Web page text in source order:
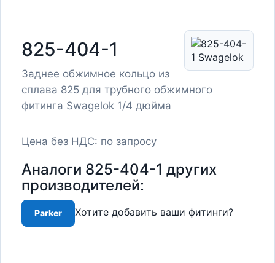
825-404-1
Заднее обжимное кольцо из
сплава 825 для трубного обжимного
фитинга Swagelok 1/4 дюйма
Цена без НДС: по запросу
Аналоги 825-404-1 других
производителей:
Parker Хотите добавить ваши фитинги?